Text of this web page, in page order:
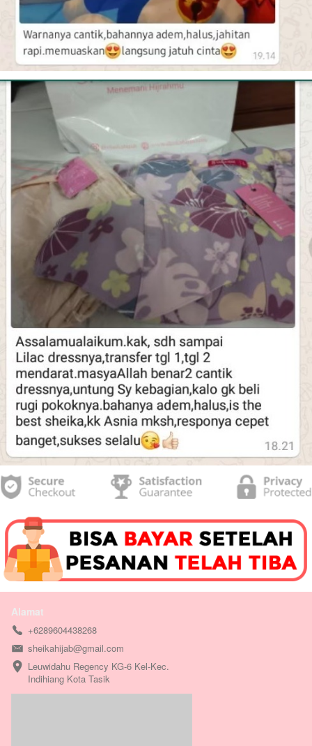
Alamat
+6289604438268
sheikahijab@gmail.com
Leuwidahu Regency KG-6 Kel-Kec.
Indihiang Kota Tasik